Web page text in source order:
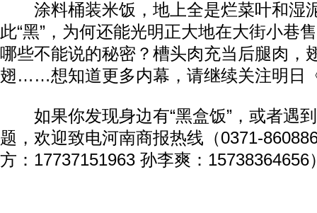
涂料桶装米饭，地上全是烂菜叶和湿泥
此“黑”，为何还能光明正大地在大街小巷
哪些不能说的秘密？槽头肉充当后腿肉，
翅……想知道更多内幕，请继续关注明日
如果你发现身边有“黑盒饭”，或者遇
题，欢迎致电河南商报热线（0371-
方：17737151963 孙李爽：15738364656